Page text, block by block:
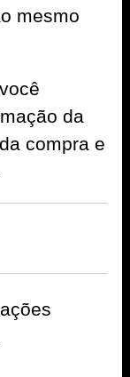
mesmo
da
compra e